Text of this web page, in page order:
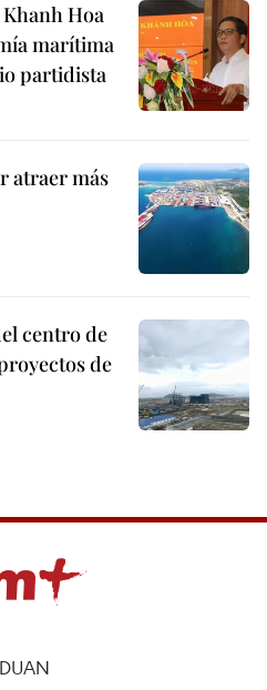
Hoa
marítima
partidista
atraer más
centro de
de